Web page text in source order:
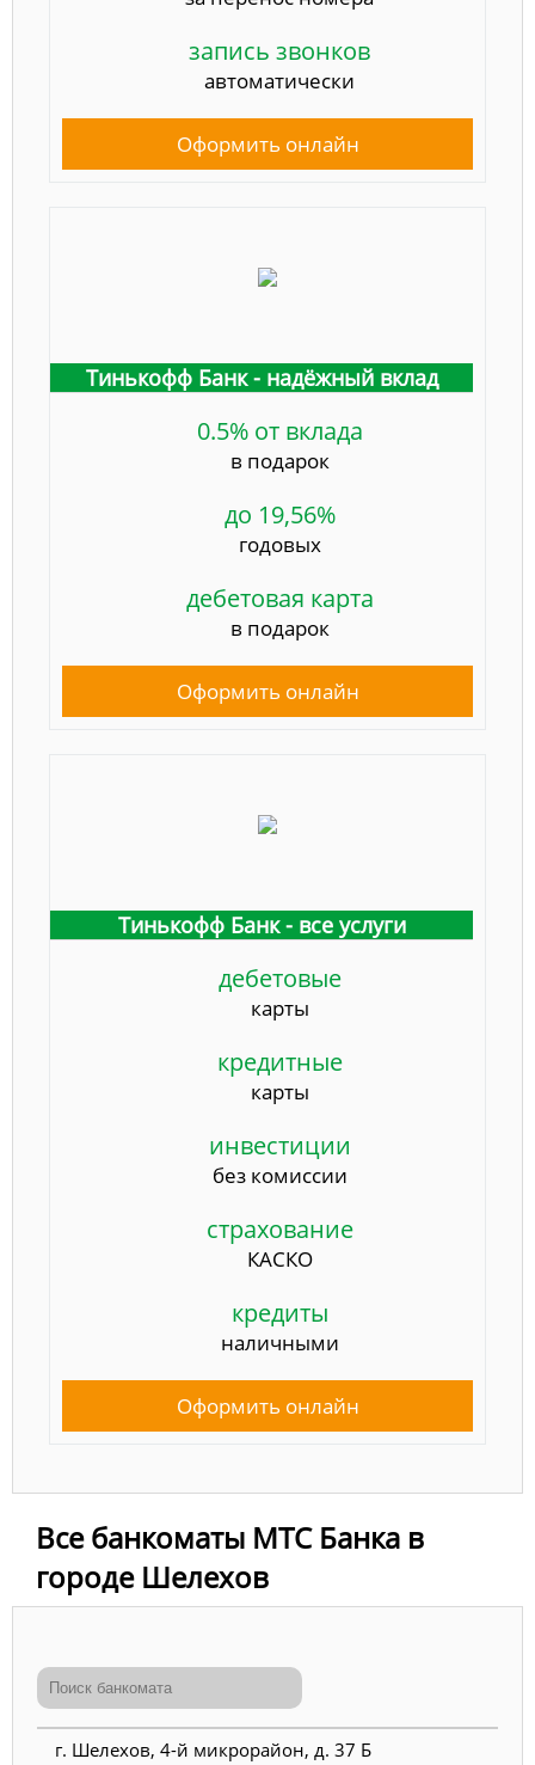
запись звонков
автоматически
Оформить онлайн
Тинькофф Банк - надёжный вклад
0.5% от вклада
в подарок
до 19,56%
годовых
дебетовая карта
в подарок
Оформить онлайн
Тинькофф Банк - все услуги
дебетовые
карты
кредитные
карты
инвестиции
без комиссии
страхование
КАСКО
кредиты
наличными
Оформить онлайн
Все банкоматы МТС Банка в
городе Шелехов
г. Шелехов, 4-й микрорайон, д. 37 Б